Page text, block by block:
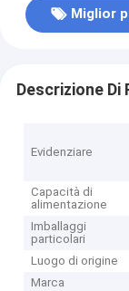
Miglior
Descrizione Di
Evidenziare
Capacità di
alimentazione
Imballaggi
particolari
Luogo di origine
Marca